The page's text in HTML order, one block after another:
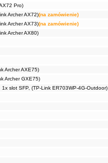
Pro)
Archer AX72)(na zamówienie)
Archer AX73)(na zamówienie)
Archer AX80)
Archer AXE75)
Archer GXE75)
slot SFP, (TP-Link ER703WP-4G-Outdoor)